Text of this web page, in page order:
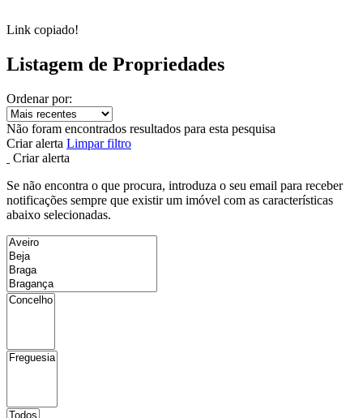
Link copiado!
Listagem de Propriedades
Ordenar por:
Não foram encontrados resultados para esta pesquisa
Criar alerta Limpar filtro
Criar alerta
Se não encontra o que procura, introduza o seu email para receber
notificações sempre que existir um imóvel com as características
abaixo selecionadas.